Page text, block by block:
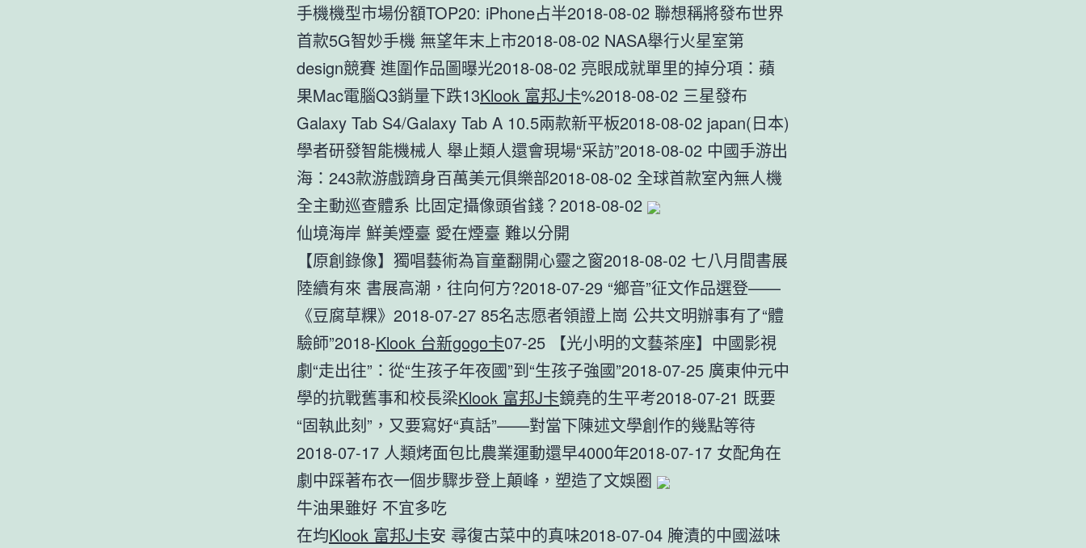
手機機型市場份額TOP20: iPhone占半2018-08-02 聯想稱將發布世界
首款5G智妙手機 無望年末上市2018-08-02 NASA舉行火星室第
design競賽 進圍作品圖曝光2018-08-02 亮眼成就單里的掉分項：蘋
果Mac電腦Q3銷量下跌13Klook 富邦J卡%2018-08-02 三星發布
Galaxy Tab S4/Galaxy Tab A 10.5兩款新平板2018-08-02 japan(日本)
學者研發智能機械人 舉止類人還會現場“采訪”2018-08-02 中國手游出
海：243款游戲躋身百萬美元俱樂部2018-08-02 全球首款室內無人機
全主動巡查體系 比固定攝像頭省錢？2018-08-02
仙境海岸 鮮美煙臺 愛在煙臺 難以分開
【原創錄像】獨唱藝術為盲童翻開心靈之窗2018-08-02 七八月間書展
陸續有來 書展高潮，往向何方?2018-07-29 “鄉音”征文作品選登——
《豆腐草粿》2018-07-27 85名志愿者領證上崗 公共文明辦事有了“體
驗師”2018-Klook 台新gogo卡07-25 【光小明的文藝茶座】中國影視
劇“走出往”：從“生孩子年夜國”到“生孩子強國”2018-07-25 廣東仲元中
學的抗戰舊事和校長梁Klook 富邦J卡鏡堯的生平考2018-07-21 既要
“固執此刻”，又要寫好“真話”——對當下陳述文學創作的幾點等待
2018-07-17 人類烤面包比農業運動還早4000年2018-07-17 女配角在
劇中踩著布衣一個步驟步登上顛峰，塑造了文娛圈
牛油果雖好 不宜多吃
在均Klook 富邦J卡安 尋復古菜中的真味2018-07-04 腌漬的中國滋味